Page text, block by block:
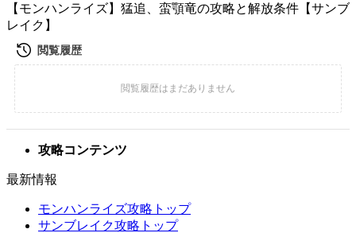
【モンハンライズ】猛追、蛮顎竜の攻略と解放条件【サンブ
レイク】
攻略コンテンツ
最新情報
モンハンライズ攻略トップ
サンブレイク攻略トップ